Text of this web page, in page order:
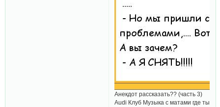
Анекдот рассказать?? (часть 3)
Audi Клуб Музыка с матами где ты